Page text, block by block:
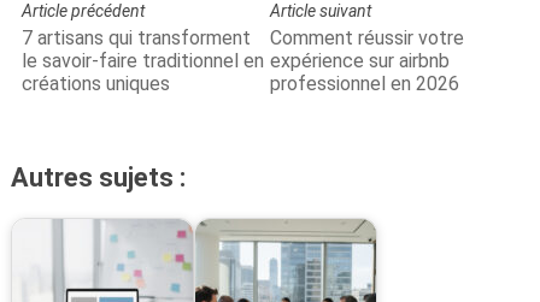
Article précédent
7 artisans qui transforment
le savoir-faire traditionnel en
créations uniques
Article suivant
Comment réussir votre
expérience sur airbnb
professionnel en 2026
Autres sujets :